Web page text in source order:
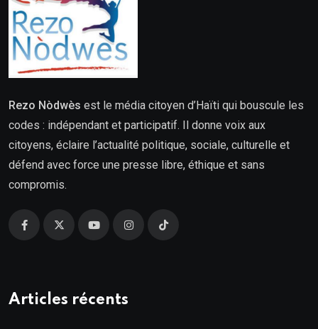
Rezo Nòdwès est le média citoyen d’Haïti qui bouscule les
codes : indépendant et participatif. Il donne voix aux
citoyens, éclaire l’actualité politique, sociale, culturelle et
défend avec force une presse libre, éthique et sans
compromis.
Articles récents